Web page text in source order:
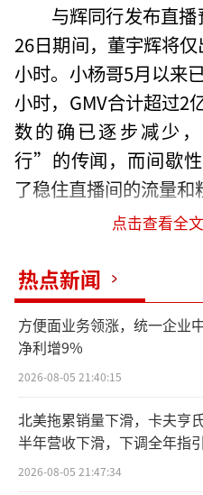
与辉同行发布直
26日期间，董宇辉将
小时。小杨哥5月以来
小时，GMV合计超过2
数的确已逐步减少
行”的传闻，而间歇
了稳住直播间的流量和
点击查看全
热点新闻
方便面业务领涨，统一企业
净利增9%
2026-08-05 21:40:15
北美拖累销量下滑，卡夫亨
半年营收下滑，下调全年指引
2026-08-05 21:47:34